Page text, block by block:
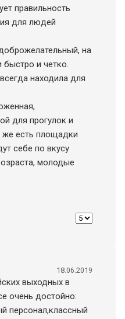
правильность
для людей
на
быстро и четко.
находила для
для прогулок и
же есть площадки
себе по вкусу
молодые
18.06.2019
выходных в
очень достойно:
персонал,классный